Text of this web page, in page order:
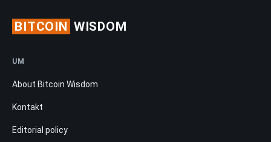
BITCOIN WISDOM
UM
About Bitcoin Wisdom
Kontakt
Editorial policy